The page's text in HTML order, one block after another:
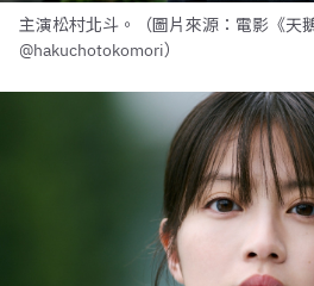
主演松村北斗。（圖片來源：電影《天
@hakuchotokomori）